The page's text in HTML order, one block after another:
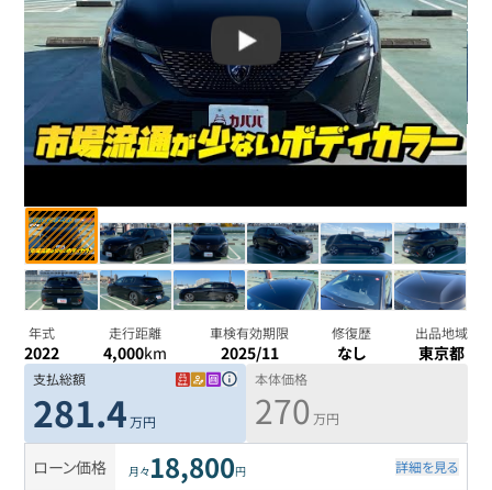
年式
2022
走行距離
4,000km
車検有効期限
2025/11
修復歴
なし
出品地域
東京都
支払総額
281.4 万円
本体価格
270 万円
ローン価格 月々18,800円 詳細を見る